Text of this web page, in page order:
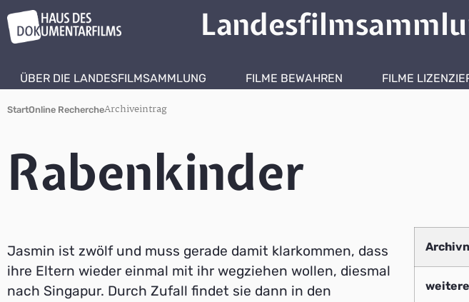
ÜBER DIE LANDESFILMSAMMLUNG FILME BEWAHREN FILME
StartOnline RechercheArchiveintrag
Rabenkinder
Jasmin ist zwölf und muss gerade damit klarkommen, dass
ihre Eltern wieder einmal mit ihr wegziehen wollen, diesmal
nach Singapur. Durch Zufall findet sie dann in den